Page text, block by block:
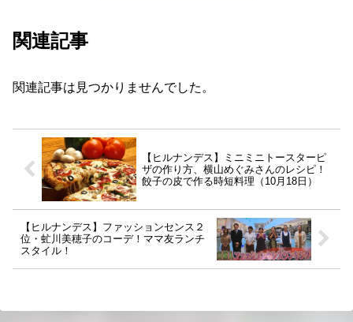
関連記事
関連記事は見つかりませんでした。
【ヒルナンデス】ミニミニトースターピ
ザの作り方、横山めぐみさんのレシピ！
餃子の皮で作る時短料理（10月18日）
【ヒルナンデス】ファッションセンス２
位・虻川美穂子のコーデ！ママ友ランチ
スタイル！